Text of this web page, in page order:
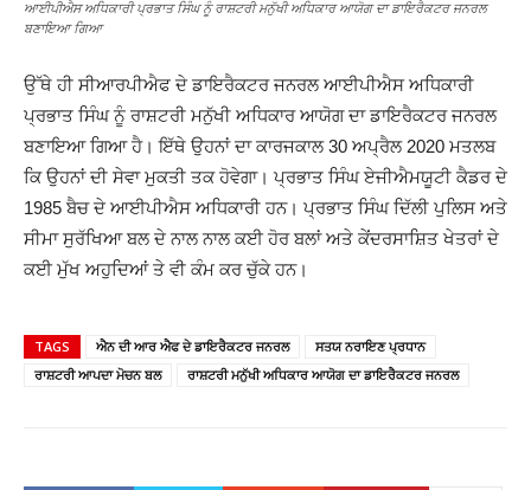
ਆਈਪੀਐਸ ਅਧਿਕਾਰੀ ਪ੍ਰਭਾਤ ਸਿੰਘ ਨੂੰ ਰਾਸ਼ਟਰੀ ਮਨੁੱਖੀ ਅਧਿਕਾਰ ਆਯੋਗ ਦਾ ਡਾਇਰੈਕਟਰ ਜਨਰਲ
ਬਣਾਇਆ ਗਿਆ
ਉੱਥੇ ਹੀ ਸੀਆਰਪੀਐਫ ਦੇ ਡਾਇਰੈਕਟਰ ਜਨਰਲ ਆਈਪੀਐਸ ਅਧਿਕਾਰੀ
ਪ੍ਰਭਾਤ ਸਿੰਘ ਨੂੰ ਰਾਸ਼ਟਰੀ ਮਨੁੱਖੀ ਅਧਿਕਾਰ ਆਯੋਗ ਦਾ ਡਾਇਰੈਕਟਰ ਜਨਰਲ
ਬਣਾਇਆ ਗਿਆ ਹੈ। ਇੱਥੇ ਉਹਨਾਂ ਦਾ ਕਾਰਜਕਾਲ 30 ਅਪ੍ਰੈਲ 2020 ਮਤਲਬ
ਕਿ ਉਹਨਾਂ ਦੀ ਸੇਵਾ ਮੁਕਤੀ ਤਕ ਹੋਵੇਗਾ। ਪ੍ਰਭਾਤ ਸਿੰਘ ਏਜੀਐਮਯੂਟੀ ਕੈਡਰ ਦੇ
1985 ਬੈਚ ਦੇ ਆਈਪੀਐਸ ਅਧਿਕਾਰੀ ਹਨ। ਪ੍ਰਭਾਤ ਸਿੰਘ ਦਿੱਲੀ ਪੁਲਿਸ ਅਤੇ
ਸੀਮਾ ਸੁਰੱਖਿਆ ਬਲ ਦੇ ਨਾਲ ਨਾਲ ਕਈ ਹੋਰ ਬਲਾਂ ਅਤੇ ਕੇਂਦਰਸਾਸ਼ਿਤ ਖੇਤਰਾਂ ਦੇ
ਕਈ ਮੁੱਖ ਅਹੁਦਿਆਂ ਤੇ ਵੀ ਕੰਮ ਕਰ ਚੁੱਕੇ ਹਨ।
TAGS ਐਨ ਦੀ ਆਰ ਐਫ ਦੇ ਡਾਇਰੈਕਟਰ ਜਨਰਲ
ਸਤਯ ਨਰਾਇਣ ਪ੍ਰਧਾਨ
ਰਾਸ਼ਟਰੀ ਆਪਦਾ ਮੋਚਨ ਬਲ
ਰਾਸ਼ਟਰੀ ਮਨੁੱਖੀ ਅਧਿਕਾਰ ਆਯੋਗ ਦਾ ਡਾਇਰੈਕਟਰ ਜਨਰਲ